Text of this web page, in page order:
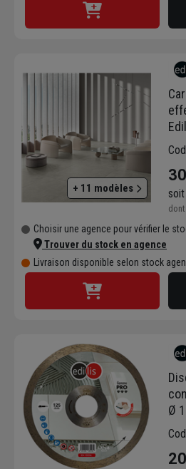
+ 11 modèles soit
dont
Choisir une agence pour vérifier le
Trouver du stock en agence
Livraison disponible selon stock
Ø